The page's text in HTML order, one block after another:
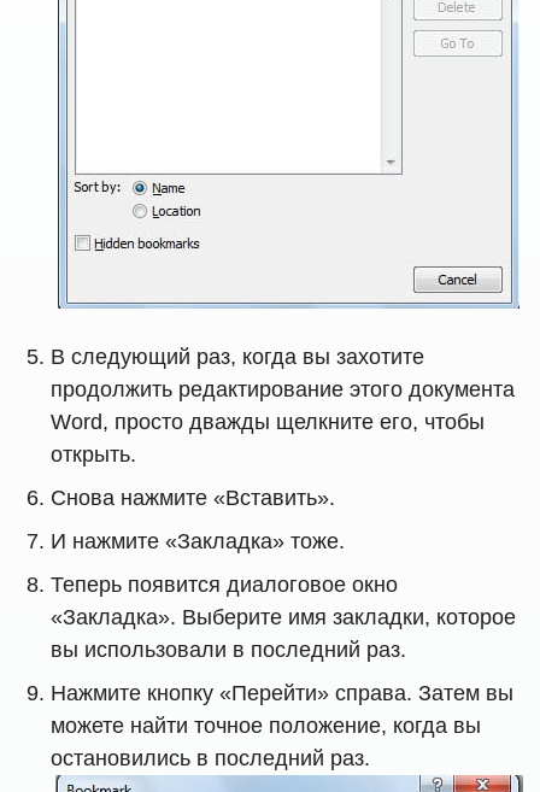
В следующий раз, когда вы захотите
продолжить редактирование этого документа
Word, просто дважды щелкните его, чтобы
открыть.
Снова нажмите «Вставить».
И нажмите «Закладка» тоже.
Теперь появится диалоговое окно
«Закладка». Выберите имя закладки, которое
вы использовали в последний раз.
Нажмите кнопку «Перейти» справа. Затем вы
можете найти точное положение, когда вы
остановились в последний раз.